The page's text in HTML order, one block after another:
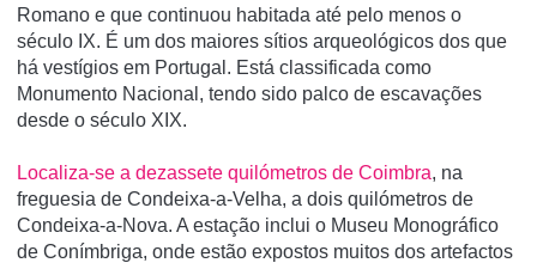
Romano e que continuou habitada até pelo menos o
século IX. É um dos maiores sí­tios arqueológicos dos que
há vestí­gios em Portugal. Está classificada como
Monumento Nacional, tendo sido palco de escavações
desde o século XIX.
Localiza-se a dezassete quilómetros de Coimbra, na
freguesia de Condeixa-a-Velha, a dois quilómetros de
Condeixa-a-Nova. A estação inclui o Museu Monográfico
de Coní­mbriga, onde estão expostos muitos dos artefactos